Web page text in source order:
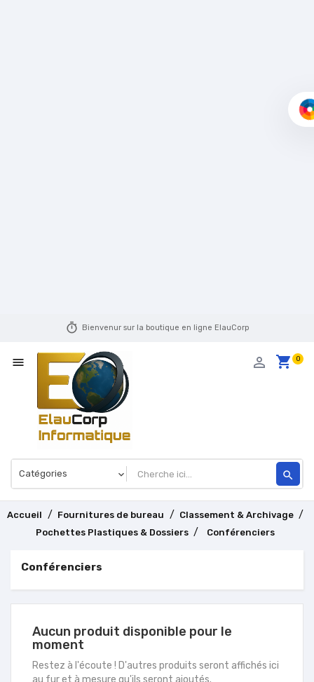
timer Bienvenur sur la boutique en ligne ElauCorp
 shopping_cart 0
person_outline
search
Accueil Fournitures de bureau
Classement & Archivage
Pochettes Plastiques & Dossiers
Conférenciers
Conférenciers
Aucun produit disponible pour le
moment
Restez à l'écoute ! D'autres produits seront affichés ici
au fur et à mesure qu'ils seront ajoutés.